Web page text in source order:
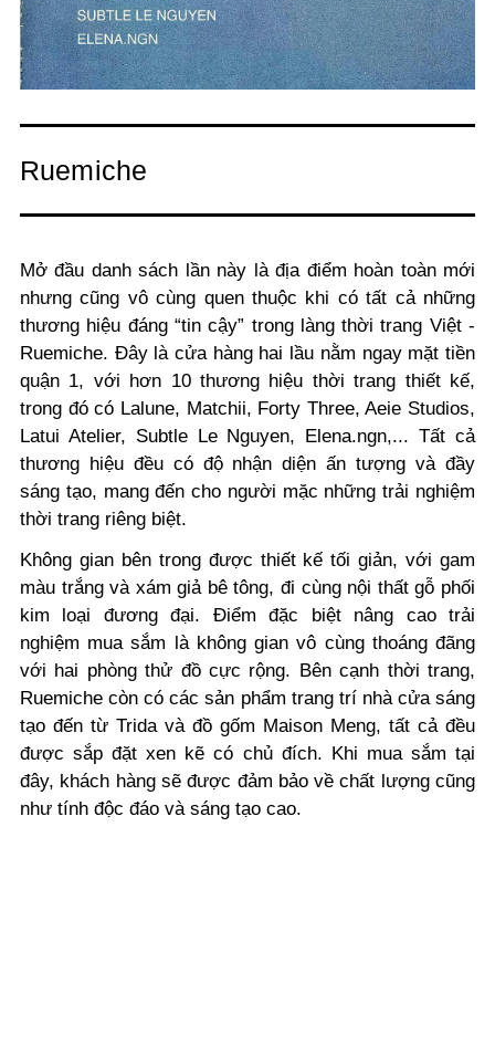
Ruemiche
Mở đầu danh sách lần này là địa điểm hoàn toàn mới
nhưng cũng vô cùng quen thuộc khi có tất cả những
thương hiệu đáng “tin cậy” trong làng thời trang Việt -
Ruemiche. Đây là cửa hàng hai lầu nằm ngay mặt tiền
quận 1, với hơn 10 thương hiệu thời trang thiết kế,
trong đó có Lalune, Matchii, Forty Three, Aeie Studios,
Latui Atelier, Subtle Le Nguyen, Elena.ngn,... Tất cả
thương hiệu đều có độ nhận diện ấn tượng và đầy
sáng tạo, mang đến cho người mặc những trải nghiệm
thời trang riêng biệt.
Không gian bên trong được thiết kế tối giản, với gam
màu trắng và xám giả bê tông, đi cùng nội thất gỗ phối
kim loại đương đại. Điểm đặc biệt nâng cao trải
nghiệm mua sắm là không gian vô cùng thoáng đãng
với hai phòng thử đồ cực rộng. Bên cạnh thời trang,
Ruemiche còn có các sản phẩm trang trí nhà cửa sáng
tạo đến từ Trida và đồ gốm Maison Meng, tất cả đều
được sắp đặt xen kẽ có chủ đích. Khi mua sắm tại
đây, khách hàng sẽ được đảm bảo về chất lượng cũng
như tính độc đáo và sáng tạo cao.